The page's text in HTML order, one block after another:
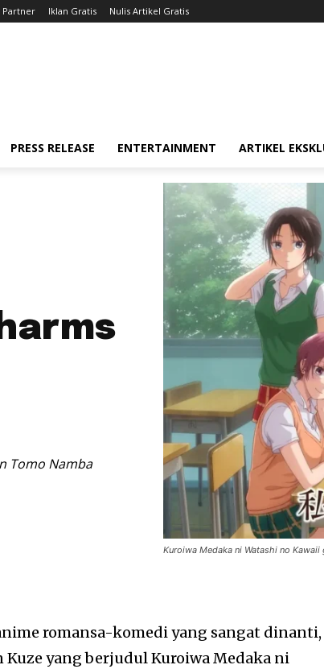
Partner Iklan Gratis Nulis Artikel Gratis
PRESS RELEASE ENTERTAINMENT ARTIKEL
Tomo Namba
Kuroiwa Medaka ni Watashi no
romansa-komedi yang sangat dinanti,
Kuze yang berjudulKuroiwa Medaka ni